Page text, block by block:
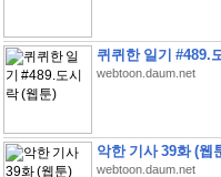
퀴퀴한 일기 #489.
webtoon.daum.net
악한 기사 39화 (웹
webtoon.daum.net